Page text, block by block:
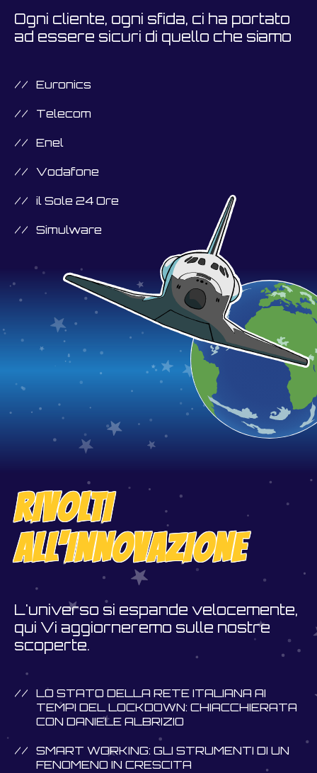
Ogni cliente, ogni sfida, ci ha portato
ad essere sicuri di quello che siamo
Euronics
Telecom
Enel
Vodafone
il Sole 24 Ore
Simulware
RIVOLTI
ALL'INNOVAZIONE
L'universo si espande velocemente,
qui Vi aggiorneremo sulle nostre
scoperte.
LO STATO DELLA RETE ITALIANA AI
TEMPI DEL LOCKDOWN: CHIACCHIERATA
CON DANIELE ALBRIZIO
SMART WORKING: GLI STRUMENTI DI UN
FENOMENO IN CRESCITA